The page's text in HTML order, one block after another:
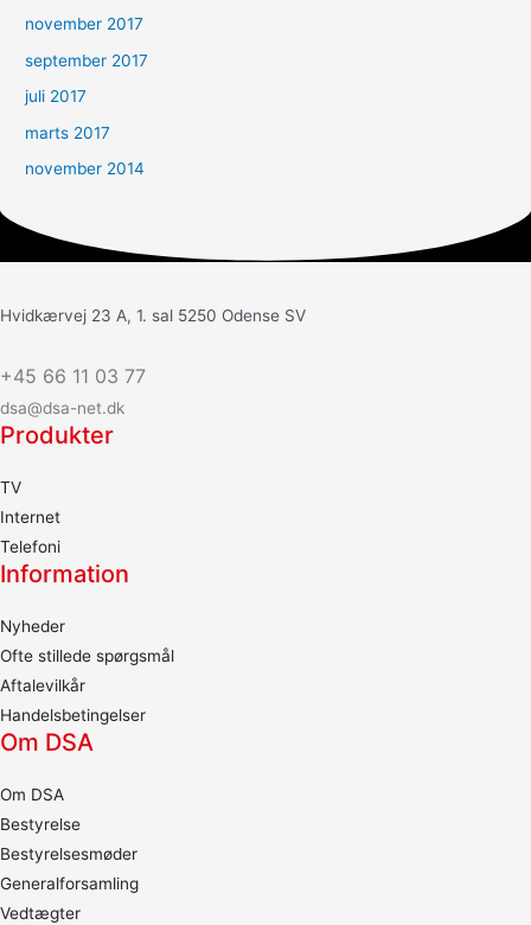
november 2017
september 2017
juli 2017
marts 2017
november 2014
Hvidkærvej 23 A, 1. sal 5250 Odense SV
+45 66 11 03 77
dsa@dsa-net.dk
Produkter
TV
Internet
Telefoni
Information
Nyheder
Ofte stillede spørgsmål
Aftalevilkår
Handelsbetingelser
Om DSA
Om DSA
Bestyrelse
Bestyrelsesmøder
Generalforsamling
Vedtægter